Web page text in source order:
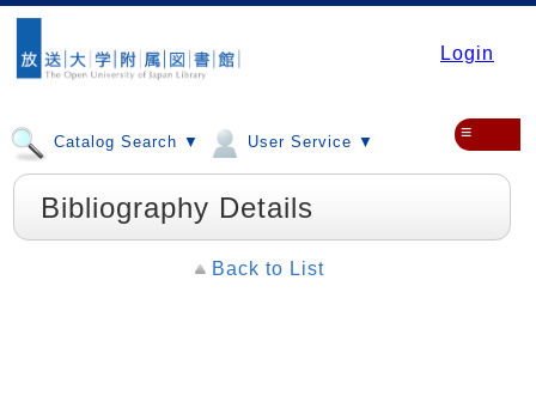
Login
Catalog Search ▼ User Service ▼ ≡
Bibliography Details
Back to List